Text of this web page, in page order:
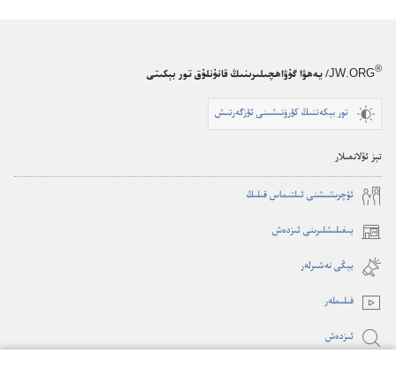
JW.ORG® / يەھۋا گۇۋاھچىلىرىنىڭ قانۇنلۇق تور بېكىتى
تور بېكەتنىڭ كۆرۈنىشىنى ئۆزگەرتىش
تېز ئۇلانمىلار
ئۇ‌چرىشىشنى ئىلتىماس قىلىڭ
يىغىلىشلىرىنى ئىزدەش
(opens
new
window)
يېڭى نە‌شىرلە‌ر
فىلىملە‌ر
ئىزدە‌ش